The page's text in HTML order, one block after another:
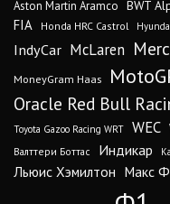
Aston Martin Aramco BWT
FIA Honda HRC Castrol
IndyCar McLaren
MoneyGram Haas
Oracle Red Bull
Toyota Gazoo Racing WRT WEC
Валттери Боттас
Индикар
Льюис Хэмилтон Макс